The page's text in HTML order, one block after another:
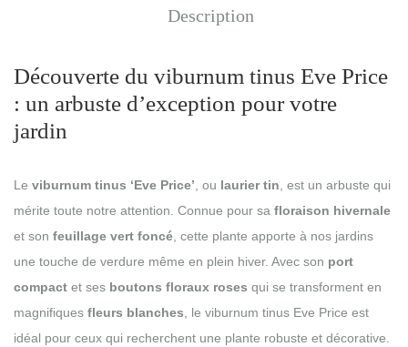
Description
Découverte du viburnum tinus Eve Price
: un arbuste d’exception pour votre
jardin
Le viburnum tinus ‘Eve Price’ , ou laurier tin , est un arbuste qui
mérite toute notre attention. Connue pour sa floraison hivernale
et son feuillage vert foncé , cette plante apporte à nos jardins
une touche de verdure même en plein hiver. Avec son port
compact et ses boutons floraux roses qui se transforment en
magnifiques fleurs blanches , le viburnum tinus Eve Price est
idéal pour ceux qui recherchent une plante robuste et décorative.